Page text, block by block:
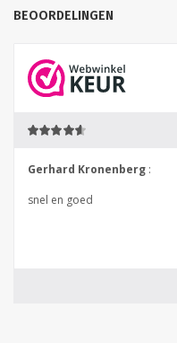
BEOORDELINGEN